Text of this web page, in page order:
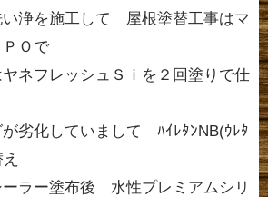
い浄を施工して 屋根塗替工事はマ
Ｏで
ネフレッシュＳｉを２回塗りで仕
劣化していまして ﾊｲﾚﾀﾝNB(ｳﾚﾀ
え
ラー塗布後 水性プレミアムシリ